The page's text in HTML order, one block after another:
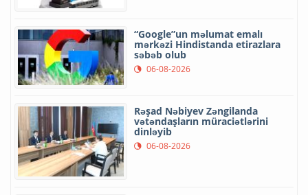
“Google”un məlumat emalı
mərkəzi Hindistanda etirazlara
səbəb olub
06-08-2026
Rəşad Nəbiyev Zəngilanda
vətəndaşların müraciətlərini
dinləyib
06-08-2026